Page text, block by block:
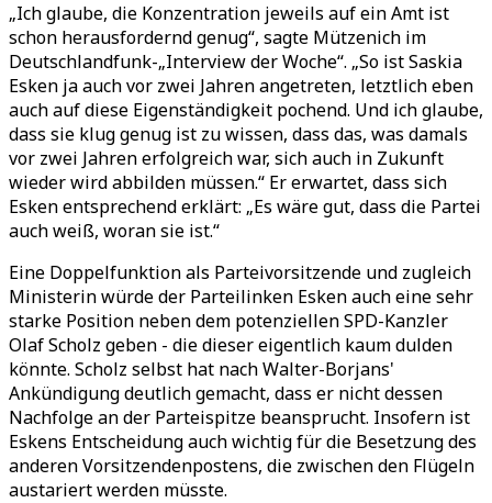
„Ich glaube, die Konzentration jeweils auf ein Amt ist
schon herausfordernd genug“, sagte Mützenich im
Deutschlandfunk-„Interview der Woche“. „So ist Saskia
Esken ja auch vor zwei Jahren angetreten, letztlich eben
auch auf diese Eigenständigkeit pochend. Und ich glaube,
dass sie klug genug ist zu wissen, dass das, was damals
vor zwei Jahren erfolgreich war, sich auch in Zukunft
wieder wird abbilden müssen.“ Er erwartet, dass sich
Esken entsprechend erklärt: „Es wäre gut, dass die Partei
auch weiß, woran sie ist.“
Eine Doppelfunktion als Parteivorsitzende und zugleich
Ministerin würde der Parteilinken Esken auch eine sehr
starke Position neben dem potenziellen SPD-Kanzler
Olaf Scholz geben - die dieser eigentlich kaum dulden
könnte. Scholz selbst hat nach Walter-Borjans'
Ankündigung deutlich gemacht, dass er nicht dessen
Nachfolge an der Parteispitze beansprucht. Insofern ist
Eskens Entscheidung auch wichtig für die Besetzung des
anderen Vorsitzendenpostens, die zwischen den Flügeln
austariert werden müsste.